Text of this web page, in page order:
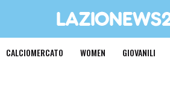
CALCIOMERCATO WOMEN GIOVANILI